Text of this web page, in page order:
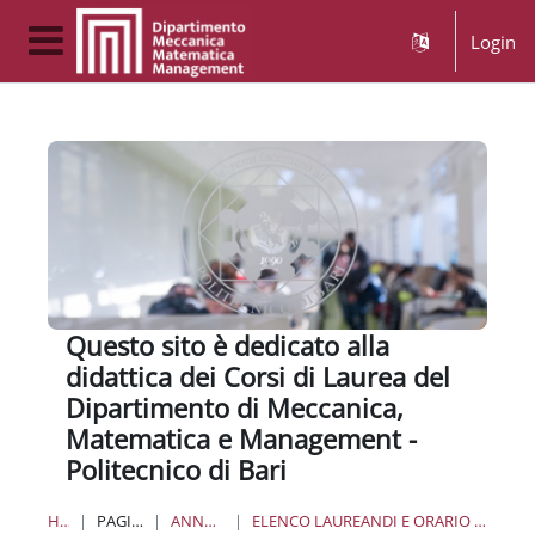
Vai al contenuto principale
Pannello laterale
Login
Questo sito è dedicato alla
didattica dei Corsi di Laurea del
Dipartimento di Meccanica,
Matematica e Management -
Politecnico di Bari
HOME PAGINE DEL SITO ANNUNCI DEL SITO ELENCO LAUREANDI E ORARIO SEDUTE DI LAUREA DEL 22 SETTEMBRE 2020